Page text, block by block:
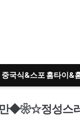
중국식&스포홈타이&
◆❀☆정성스